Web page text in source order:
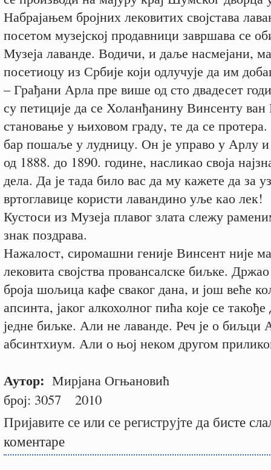
Набрајањем бројних лековитих својстава
посетом музејској продавници завршава се
Музеја лаванде. Водичи, и даље насмејани,
посетиоцу из Србије који одлучује да им
– Грађани Арла пре више од сто двадесет
су петиције да се Холанђанину Винсенту ван
становање у њиховом граду, те да се
бар пошаље у лудницу. Он је управо у Арлу
од 1888. до 1890. године, насликао своја
дела. Да је тада било вас да му кажете да за
вртоглавице користи лавандино уље као лек!
Кустоси из Музеја плавог злата слежу
знак поздрава.
Нажалост, сиромашни геније Винсент није
лековита својства провансалске биљке.
броја шољица кафе сваког дана, и још веће
апсинта, јаког алкохолног пића које се такође
једне биљке. Али не лаванде. Реч је о биљци
абсинтхиум. Али о њој неком другом
Аутор: Мирјана Огњановић
број: 3057 2010
Пријавите сеили се региструјтеда бисте
коментаре